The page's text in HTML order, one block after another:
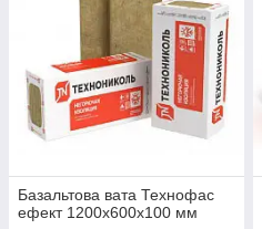
Базальтова вата Технофас
ефект 1200х600х100 мм